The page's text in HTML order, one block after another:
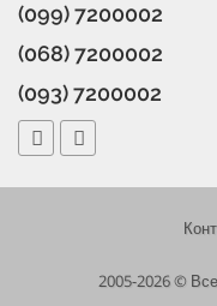
(099) 7200002
(068) 7200002
(093) 7200002
2005-2026 ©